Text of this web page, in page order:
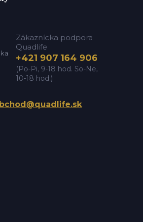
Zákaznícka podpora
Quadlife
+421 907 164 906
(Po-Pi, 9-18 hod. So-Ne,
10-18 hod.)